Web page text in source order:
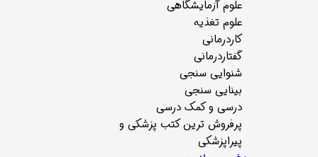
علوم آزمایشگاهی
علوم تغذیه
کاردرمانی
گفتاردرمانی
شنوایی سنجی
بینایی سنجی
درسی و کمک درسی
پرفروش ترین کتب پزشکی و
پیراپزشکی